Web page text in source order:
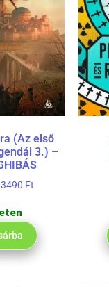
(Az első
3.) –
3490 Ft